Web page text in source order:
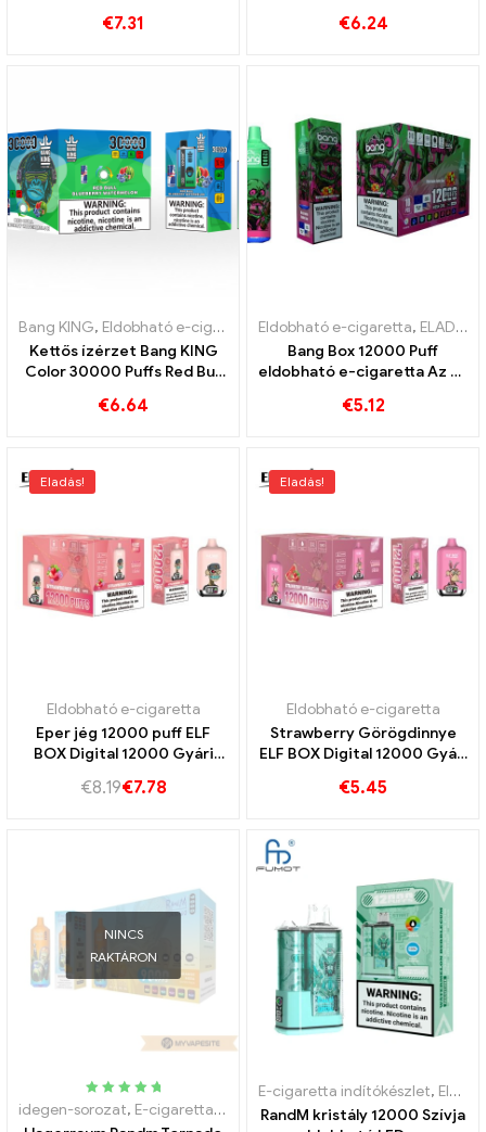
36000 Szíves eldobható e-
€7.31
háló
€6.24
Bang KING, Eldobható e-cigaretta ,Eldobható e-cigaretta Litvánia
Kettős ízérzet Bang KING
Color 30000 Puffs Red Bull
30000 Szívja az eldobható
€6.64
Eldobható e-cigaretta, ELADÁS %
Bang Box 12000 Puff
eldobható e-cigaretta Az e-
szállítását kínáljuk Európán
€5.12
Eladás!
Eldobható e-cigaretta
Eper jég 12000 puff ELF
BOX Digital 12000 Gyári
nagykereskedelmi ELF BOX
€8.19€7.78
Eladás!
Eldobható e-cigaretta
Strawberry Görögdinnye
ELF BOX Digital 12000 Gyári
nagykereskedelem 12000
€5.45
NINCS
RAKTÁRON
Névleges
idegen-sorozat, E-cigaretta indítókészlet ,Eldobható e-cigaretta
E-cigaretta indítókészlet, Eldobható e-cigaretta
RandM kristály 12000 Szívja